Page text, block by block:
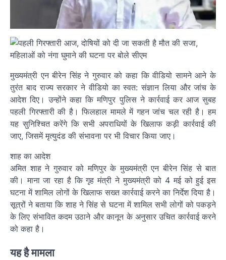
मुख्यमंत्री एन बीरेन सिंह ने गुरुवार को कहा कि वीडियो सामने आने के
तुरंत बाद राज्य सरकार ने वीडियो का स्वत: संज्ञान लिया और जांच के
आदेश दिए। उन्होंने कहा कि मणिपुर पुलिस ने कार्रवाई कर आज सुबह
पहली गिरफ्तारी की है। फिलहाल मामले में गहन जांच चल रही है। हम
यह सुनिश्चित करेंगे कि सभी अपराधियों के खिलाफ कड़ी कार्रवाई की
जाए, जिसमें मृत्युदंड की संभावना पर भी विचार किया जाए।
शाह का आदेश
अमित शाह ने गुरुवार को मणिपुर के मुख्यमंत्री एन बीरेन सिंह से बात
की। माना जा रहा है कि गृह मंत्री ने मुख्यमंत्री को 4 मई को हुई इस
घटना में शामिल लोगों के खिलाफ सख्त कार्रवाई करने का निर्देश दिया है।
सूत्रों ने बताया कि शाह ने सिंह से घटना में शामिल सभी लोगों को पकड़ने
के लिए संभावित कदम उठाने और कानून के अनुसार उचित कार्रवाई करने
को कहा है।
यह है मामला